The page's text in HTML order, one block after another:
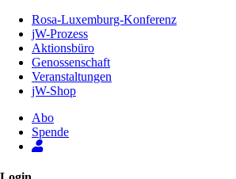
Inhalt
Seite
Rosa-Luxemburg-Konferenz
jW-Prozess
Aktionsbüro
Genossenschaft
Veranstaltungen
jW-Shop
Abo
Spende